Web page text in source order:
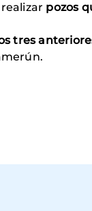
pozos
tres